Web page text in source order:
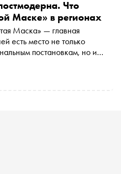
Что
Маске» в регионах
Маска» — главная
есть место не только
постановкам, но и
фестивалей.